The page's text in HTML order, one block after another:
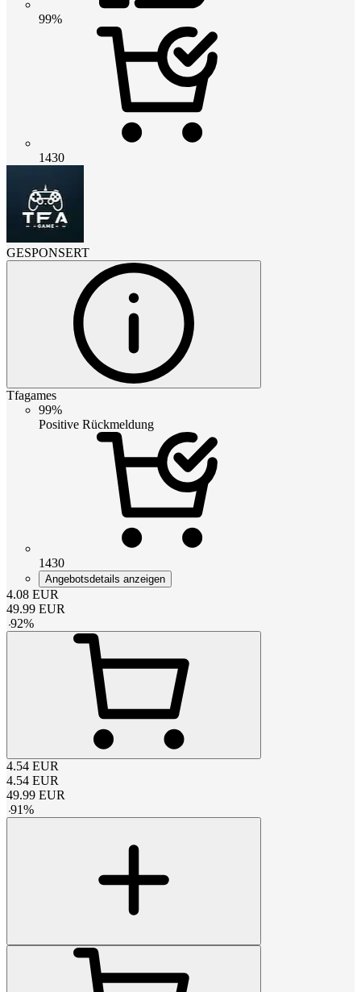
99%
1430
GESPONSERT
Tfagames
99%
Positive Rückmeldung
1430
Angebotsdetails anzeigen
4.08 EUR
49.99 EUR
-92%
4.54 EUR
4.54 EUR
49.99 EUR
-91%